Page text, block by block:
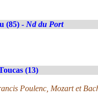
(85) - Nd du Port
(13)
Poulenc, Mozart et